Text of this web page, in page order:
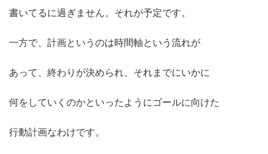
書いてるに過ぎません。それが予定です。
一方で、計画というのは時間軸という流れが
あって、終わりが決められ、それまでにいかに
何をしていくのかといったようにゴールに向けた
行動計画なわけです。